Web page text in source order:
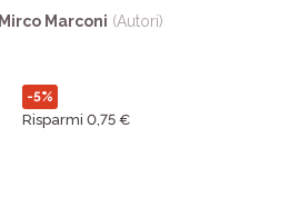
Mirco Marconi (Autori)
-5%
Risparmi 0,75 €